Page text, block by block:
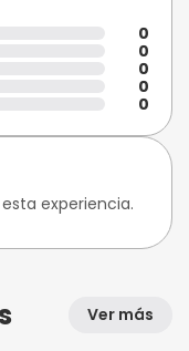
0
0
0
0
0
experiencia.
Ver más